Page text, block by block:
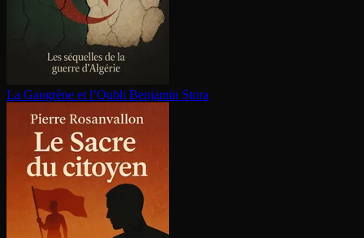
La Gangrène et l’Oubli Benjamin Stora